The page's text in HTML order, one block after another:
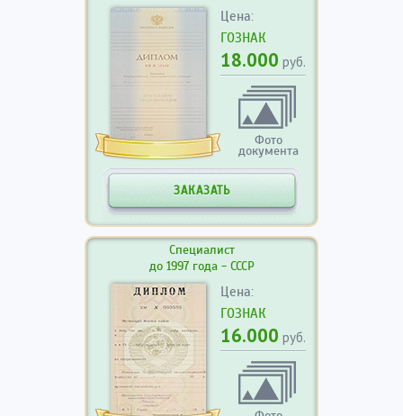
Цена:
ГОЗНАК
18.000 руб.
Фото
документа
ЗАКАЗАТЬ
Специалист
до 1997 года - СССР
Цена:
ГОЗНАК
16.000 руб.